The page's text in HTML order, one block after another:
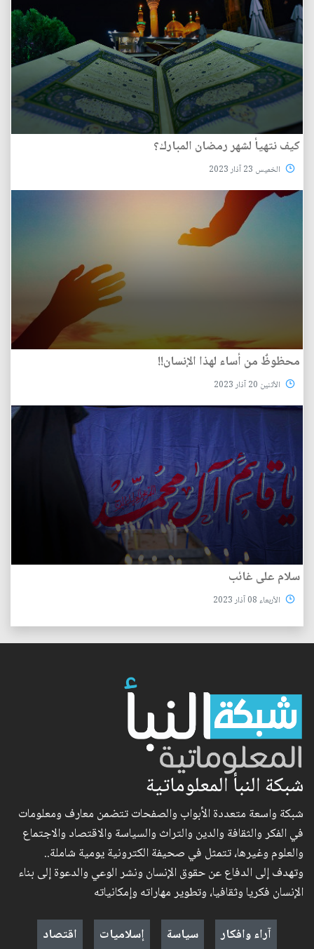
كيف نتهيأ لشهر رمضان المبارك؟
الخميس 23 آذار 2023
محظوظٌ من أساء لهذا الإنسان!!
الأثنين 20 آذار 2023
سلام على غائب
الأربعاء 08 آذار 2023
شبكة النبأ المعلوماتية
شبكة واسعة متعددة الأبواب والصفحات تتضمن معارف ومعلومات
في الفكر والثقافة والدين والتراث والسياسة والاقتصاد والاجتماع
والعلوم وغيرها، تتمثل في صحيفة الكترونية يومية شاملة..
وتهدف إلى الدفاع عن حقوق الإنسان ونشر الوعي والدعوة إلى بناء
الإنسان فكريا وثقافيا، وتطوير مهاراته وإمكانياته
آراء وافكار
سياسة إسلاميات اقتصاد